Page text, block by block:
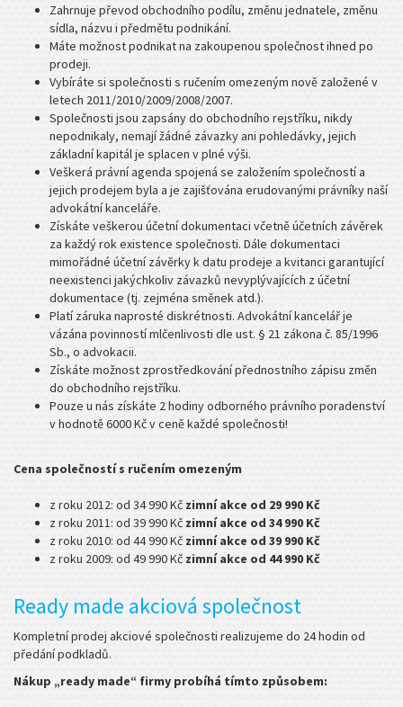
Zahrnuje převod obchodního podílu, změnu jednatele, změnu
sídla, názvu i předmětu podnikání.
Máte možnost podnikat na zakoupenou společnost ihned po
prodeji.
Vybíráte si společnosti s ručením omezeným nově založené v
letech 2011/2010/2009/2008/2007.
Společnosti jsou zapsány do obchodního rejstříku, nikdy
nepodnikaly, nemají žádné závazky ani pohledávky, jejich
základní kapitál je splacen v plné výši.
Veškerá právní agenda spojená se založením společností a
jejich prodejem byla a je zajišťována erudovanými právníky naší
advokátní kanceláře.
Získáte veškerou účetní dokumentaci včetně účetních závěrek
za každý rok existence společnosti. Dále dokumentaci
mimořádné účetní závěrky k datu prodeje a kvitanci garantující
neexistenci jakýchkoliv závazků nevyplývajících z účetní
dokumentace (tj. zejména směnek atd.).
Platí záruka naprosté diskrétnosti. Advokátní kancelář je
vázána povinností mlčenlivosti dle ust. § 21 zákona č. 85/1996
Sb., o advokacii.
Získáte možnost zprostředkování přednostního zápisu změn
do obchodního rejstříku.
Pouze u nás získáte 2 hodiny odborného právního poradenství
v hodnotě 6000 Kč v ceně každé společnosti!
Cena společností s ručením omezeným
z roku 2012: od 34 990 Kč zimní akce od 29 990 Kč
z roku 2011: od 39 990 Kč zimní akce od 34 990 Kč
z roku 2010: od 44 990 Kč zimní akce od 39 990 Kč
z roku 2009: od 49 990 Kč zimní akce od 44 990 Kč
Ready made akciová společnost
Kompletní prodej akciové společnosti realizujeme do 24 hodin od
předání podkladů.
Nákup „ready made“ firmy probíhá tímto způsobem: